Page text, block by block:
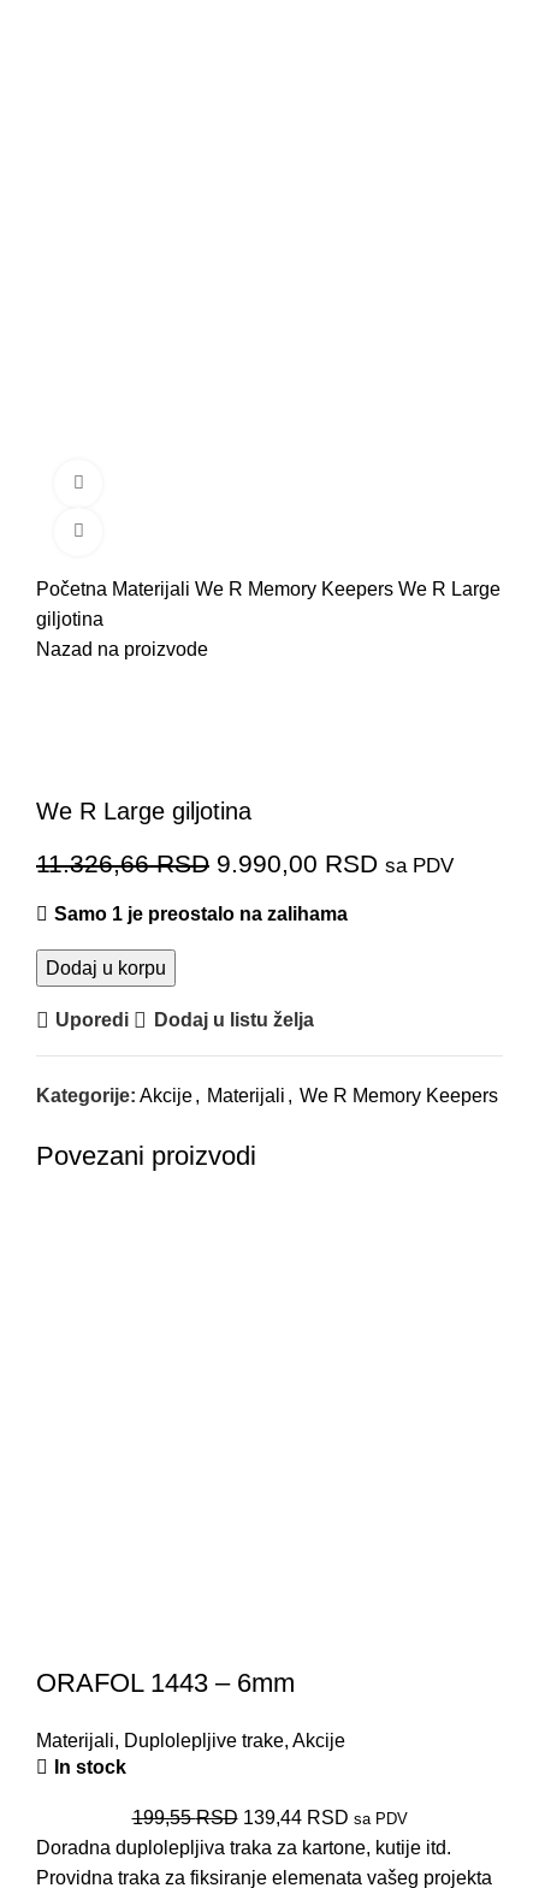
Početna Materijali We R Memory Keepers We R Large
giljotina
Nazad na proizvode
We R Large giljotina
11.326,66RSD 9.990,00 RSD sa PDV
Samo 1 je preostalo na zalihama
Dodaj u korpu
Uporedi Dodaj u listu želja
Kategorije: Akcije, Materijali , We R Memory Keepers
Povezani proizvodi
ORAFOL 1443 – 6mm
Materijali, Duplolepljive trake, Akcije
In stock
199,55RSD 139,44 RSD sa PDV
Doradna duplolepljiva traka za kartone, kutije itd.
Providna traka za fiksiranje elemenata vašeg projekta